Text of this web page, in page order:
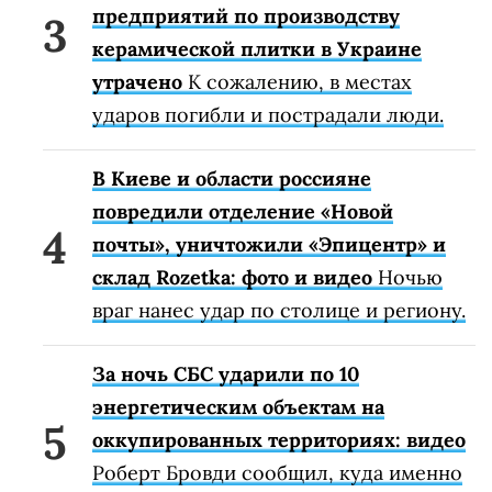
предприятий по производству
керамической плитки в Украине
утрачено К сожалению, в местах
ударов погибли и пострадали люди.
В Киеве и области россияне
повредили отделение «Новой
почты», уничтожили «Эпицентр» и
склад Rozetka: фото и видео Ночью
враг нанес удар по столице и региону.
За ночь СБС ударили по 10
энергетическим объектам на
оккупированных территориях: видео
Роберт Бровди сообщил, куда именно